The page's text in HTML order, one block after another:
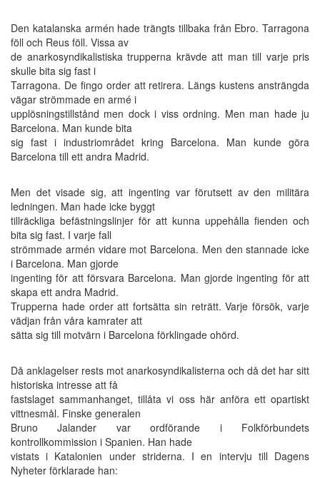
Den katalanska armén hade trängts tillbaka från Ebro. Tarragona
föll och Reus föll. Vissa av
de anarkosyndikalistiska trupperna krävde att man till varje pris
skulle bita sig fast i
Tarragona. De fingo order att retirera. Längs kustens ansträngda
vägar strömmade en armé i
upplösningstillstånd men dock i viss ordning. Men man hade ju
Barcelona. Man kunde bita
sig fast i industriområdet kring Barcelona. Man kunde göra
Barcelona till ett andra Madrid.
Men det visade sig, att ingenting var förutsett av den militära
ledningen. Man hade icke byggt
tillräckliga befästningslinjer för att kunna uppehålla fienden och
bita sig fast. I varje fall
strömmade armén vidare mot Barcelona. Men den stannade icke
i Barcelona. Man gjorde
ingenting för att försvara Barcelona. Man gjorde ingenting för att
skapa ett andra Madrid.
Trupperna hade order att fortsätta sin reträtt. Varje försök, varje
vädjan från våra kamrater att
sätta sig till motvärn i Barcelona förklingade ohörd.
Då anklagelser rests mot anarkosyndikalisterna och då det har sitt
historiska intresse att få
fastslaget sammanhanget, tillåta vi oss här anföra ett opartiskt
vittnesmål. Finske generalen
Bruno Jalander var ordförande i Folkförbundets
kontrollkommission i Spanien. Han hade
vistats i Katalonien under striderna. I en intervju till Dagens
Nyheter förklarade han: